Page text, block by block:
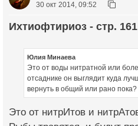
30 окт 2014, 09:52
Ихтиофтириоз - стр. 161
Юлия Минаева
Это от воды нитратной или
отсаднике он выглядит куда
вернуть в общий или рано пока?
Это от нитрИтов и